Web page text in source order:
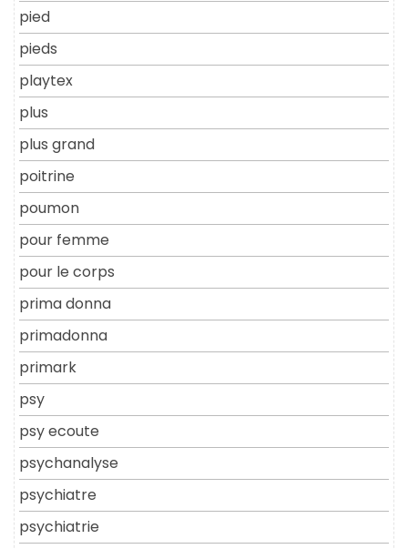
pied
pieds
playtex
plus
plus grand
poitrine
poumon
pour femme
pour le corps
prima donna
primadonna
primark
psy
psy ecoute
psychanalyse
psychiatre
psychiatrie